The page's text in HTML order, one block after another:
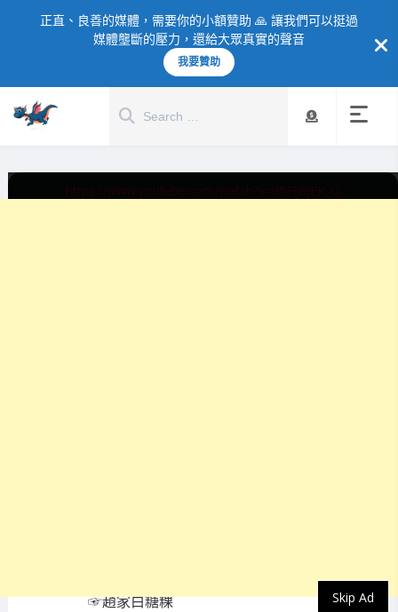
正直、良善的媒體，需要你的小額贊助 🙏 讓我們可以挺過
媒體壟斷的壓力，還給大眾真實的聲音
我要贊助
https://www.youtube.com/watch?v=d5Flj8jEK_Q
Skip Ad
☞趙家白糖粿